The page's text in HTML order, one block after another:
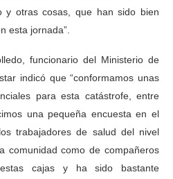
y otras cosas, que han sido bien
esta jornada”.
funcionario del Ministerio de
indicó que “conformamos unas
para esta catástrofe, entre
una pequeña encuesta en el
trabajadores de salud del nivel
comunidad como de compañeros
cajas y ha sido bastante